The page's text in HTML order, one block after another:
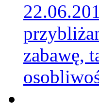
zabawę,